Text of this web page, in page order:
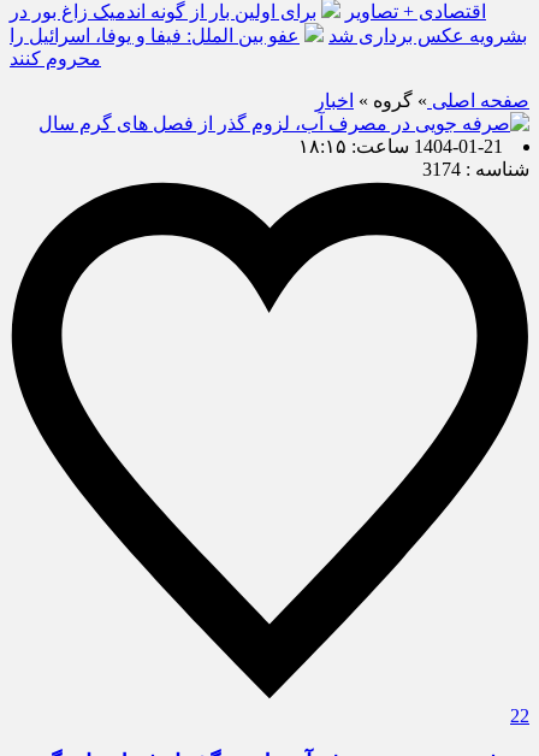
اقتصادی + تصاویر
برای اولین بار از گونه اندمیک زاغ بور در
بشرویه عکس برداری شد
عفو بین الملل: فیفا و یوفا، اسرائیل را
محروم کنند
صفحه اصلی » گروه » اخبار
1404-01-21 ساعت: ۱۸:۱۵
شناسه : 3174
22